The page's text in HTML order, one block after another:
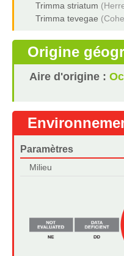
Trimma striatum
Trimma tevegae
Origine
Aire d'origine :
Paramètres
Milieu